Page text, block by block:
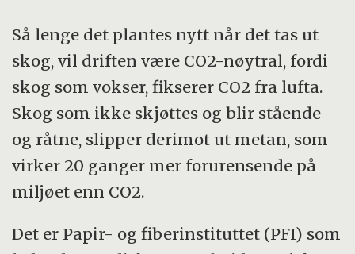
Så lenge det plantes nytt når det tas ut
skog, vil driften være CO2-nøytral, fordi
skog som vokser, fikserer CO2 fra lufta.
Skog som ikke skjøttes og blir stående
og råtne, slipper derimot ut metan, som
virker 20 ganger mer forurensende på
miljøet enn CO2.
Det er Papir- og fiberinstituttet (PFI) som